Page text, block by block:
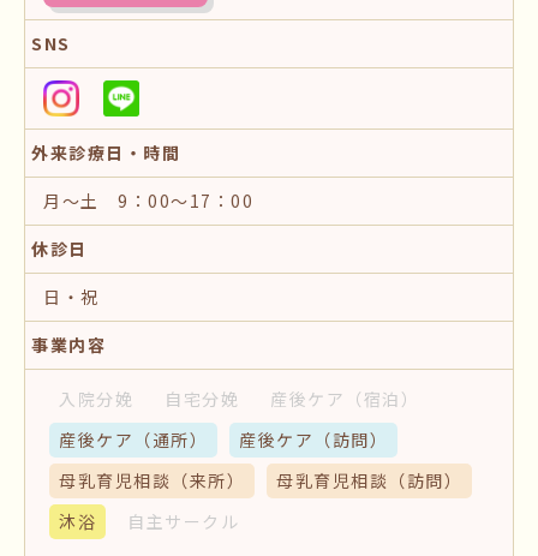
SNS
外来診療日・時間
月～土 9：00～17：00
休診日
日・祝
事業内容
入院分娩 自宅分娩 産後ケア （宿泊）
産後ケア （通所） 産後ケア （訪問）
母乳育児相談 （来所） 母乳育児相談 （訪問）
沐浴
自主サークル